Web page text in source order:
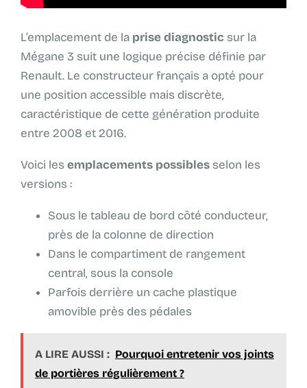
L’emplacement de la prise diagnostic sur la
Mégane 3 suit une logique précise définie par
Renault. Le constructeur français a opté pour
une position accessible mais discrète,
caractéristique de cette génération produite
entre 2008 et 2016.
Voici lesemplacements possibles selon les
versions :
Sous le tableau de bord côté conducteur,
près de la colonne de direction
Dans le compartiment de rangement
central, sous la console
Parfois derrière un cache plastique
amovible près des pédales
A LIRE AUSSI : Pourquoi entretenir vos joints
de portières régulièrement ?